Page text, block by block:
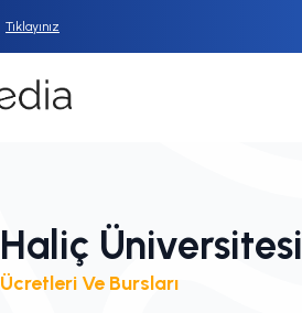
Tıklayınız
Haliç Üniversitesi
Ücretleri Ve Bursları